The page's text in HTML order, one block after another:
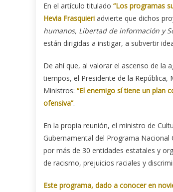
En el artículo titulado “Los programas
Hevia Frasquieri advierte que dichos
humanos, Libertad de información y
están dirigidas a instigar, a subvertir
De ahí que, al valorar el ascenso de la
tiempos, el Presidente de la
Ministros: “El enemigo sí tiene un plan
ofensiva”.
En la propia reunión, el ministro de
Gubernamental del Programa
por más de 30 entidades estatales y
de racismo, prejuicios raciales y
Este programa, dado a conocer en